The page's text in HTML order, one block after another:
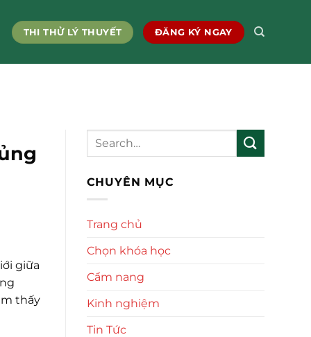
THI THỬ LÝ THUYẾT ĐĂNG KÝ NGAY
giữa
thấy
CHUYÊN MỤC
Trang chủ
Chọn khóa học
Cẩm nang
Kinh nghiệm
Tin Tức